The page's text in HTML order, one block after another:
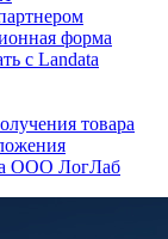
форма
с Landata
товара
ООО ЛогЛаб